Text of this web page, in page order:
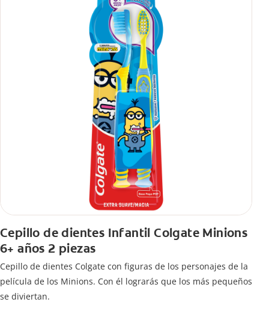
Cepillo de dientes Infantil Colgate Minions
6+ años 2 piezas
Cepillo de dientes Colgate con figuras de los personajes de la
película de los Minions. Con él lograrás que los más pequeños
se diviertan.